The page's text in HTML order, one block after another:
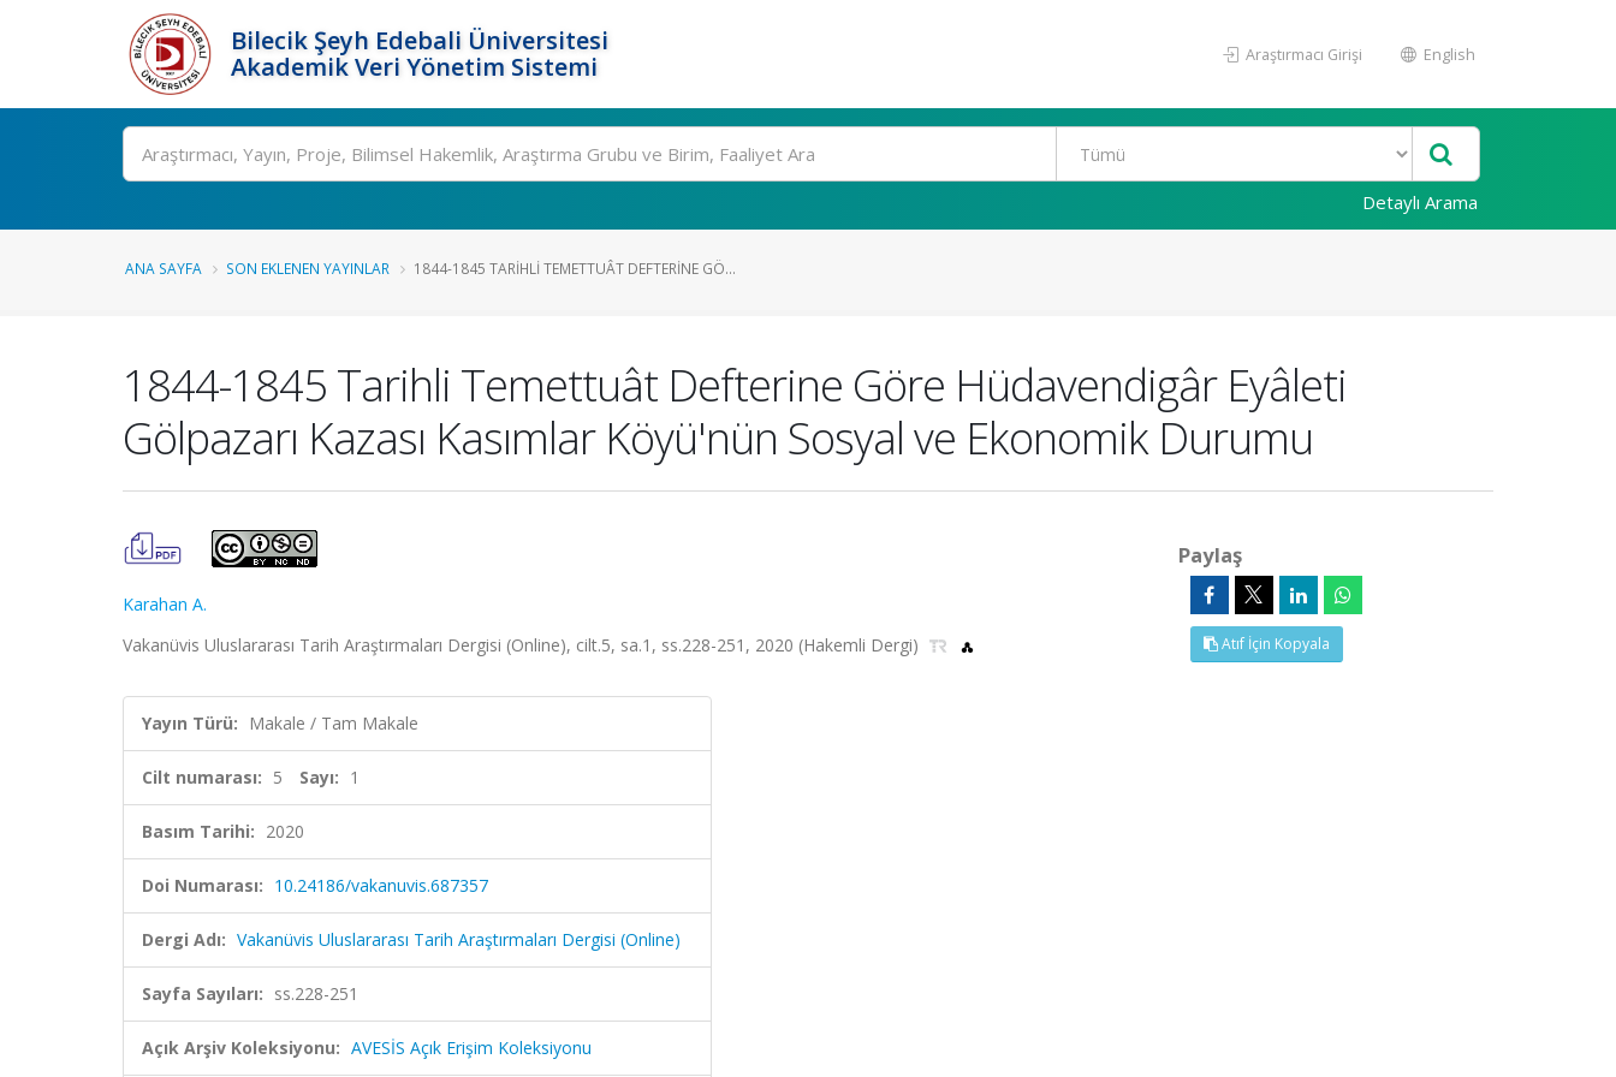
Bilecik Şeyh Edebali Üniversitesi
Akademik Veri Yönetim Sistemi
Araştırmacı Girişi English
Ara
Detaylı Arama
ANA SAYFA SON EKLENEN YAYINLAR 1844-1845 TARIHLI TEMETTUÂT DEFTERINE GÖ...
1844-1845 Tarihli Temettuât Defterine Göre Hüdavendigâr Eyâleti
Gölpazarı Kazası Kasımlar Köyü'nün Sosyal ve Ekonomik Durumu
Karahan A.
Vakanüvis Uluslararası Tarih Araştırmaları Dergisi (Online), cilt.5, sa.1, ss.228-251, 2020 (Hakemli Dergi)
Yayın Türü: Makale / Tam Makale
Cilt numarası: 5 Sayı: 1
Basım Tarihi: 2020
Doi Numarası: 10.24186/vakanuvis.687357
Dergi Adı: Vakanüvis Uluslararası Tarih Araştırmaları Dergisi (Online)
Sayfa Sayıları: ss.228-251
Açık Arşiv Koleksiyonu: AVESİS Açık Erişim Koleksiyonu
Paylaş
Atıf İçin Kopyala